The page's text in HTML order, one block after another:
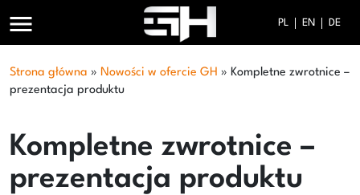
menu PL EN DE
Strona główna » Nowości w ofercie GH » Kompletne zwrotnice –
prezentacja produktu
Kompletne zwrotnice –
prezentacja produktu